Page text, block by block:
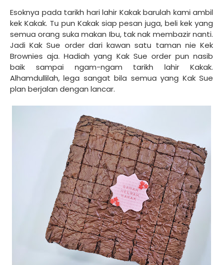
Esoknya pada tarikh hari lahir Kakak barulah kami ambil
kek Kakak. Tu pun Kakak siap pesan juga, beli kek yang
semua orang suka makan Ibu, tak nak membazir nanti.
Jadi Kak Sue order dari kawan satu taman nie Kek
Brownies aja. Hadiah yang Kak Sue order pun nasib
baik sampai ngam-ngam tarikh lahir Kakak.
Alhamdullilah, lega sangat bila semua yang Kak Sue
plan berjalan dengan lancar.